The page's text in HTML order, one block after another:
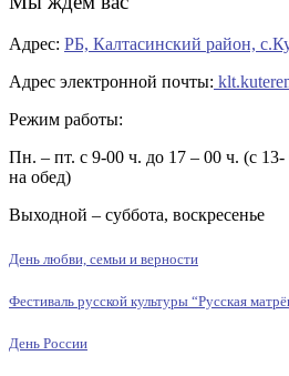
Адрес: РБ, Калтасинский район,
Адрес электронной почты:
Режим работы:
Пн. – пт. с 9-00 ч. до 17 – 00 ч. (с
на обед)
Выходной – суббота, воскресенье
День любви, семьи и верности
Фестиваль русской культуры “Русская
День России